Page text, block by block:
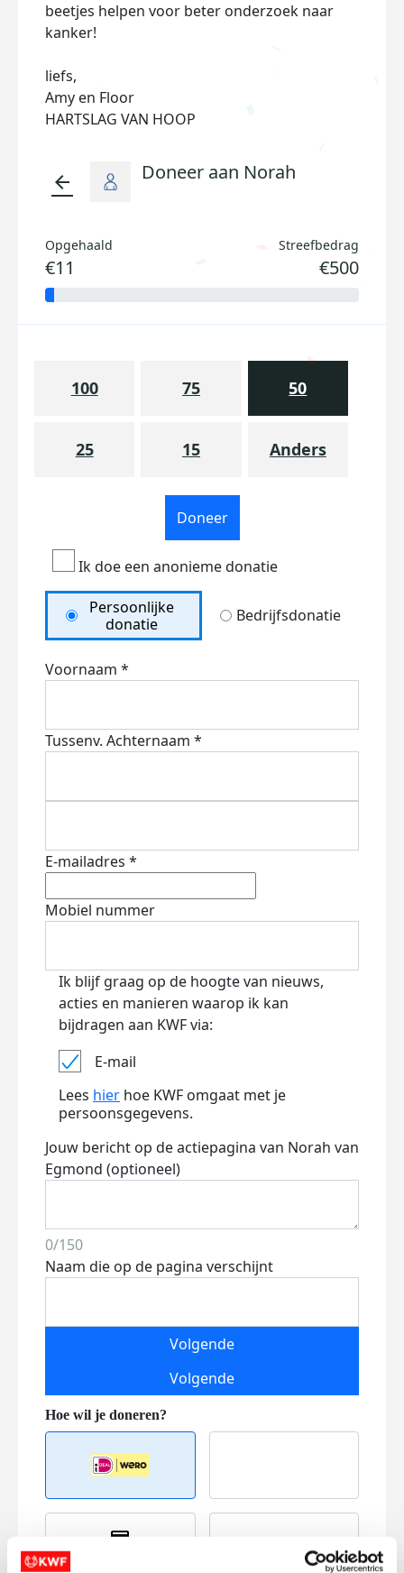
beetjes helpen voor beter onderzoek naar
kanker!
liefs,
Amy en Floor
HARTSLAG VAN HOOP
arrow_back Doneer aan Norah
Opgehaald
€11
Streefbedrag
€500
100 75 50
25 15 Anders
Doneer
Ik doe een anonieme donatie
Persoonlijke
donatie
Bedrijfsdonatie
Voornaam *
Tussenv. Achternaam *
E-mailadres *
Mobiel nummer
Ik blijf graag op de hoogte van nieuws,
acties en manieren waarop ik kan
bijdragen aan KWF via:
E-mail
Lees hier hoe KWF omgaat met je
persoonsgegevens.
Jouw bericht op de actiepagina van Norah van
Egmond (optioneel)
0/150
Naam die op de pagina verschijnt
Volgende
Volgende